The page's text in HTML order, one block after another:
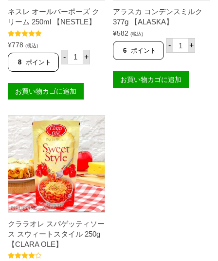
ネスレ オールパーポーズ ク
リーム 250ml 【NESTLE】
5段階中5.00
の評価
¥778 (税込)
8 ポイント
- ネ
ス
ー
ル
パ
ポ
ー
ズ
ク
リ
ー
ム
2
5
0
m
l
【
E
S
T
+
お買い物カゴに追加
アラスカ コンデンスミルク
377g 【ALASKA】
¥582 (税込)
6 ポイント
- ア
ラ
コ
ン
デ
+
お買い物カゴに追加
クララオレ スパゲッティソー
ス スウィートスタイル 250g
【CLARA OLE】